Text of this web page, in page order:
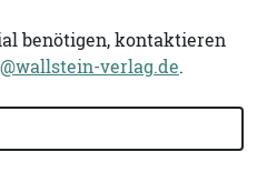
benötigen, kontaktieren
verlag.de.
oder ISBN